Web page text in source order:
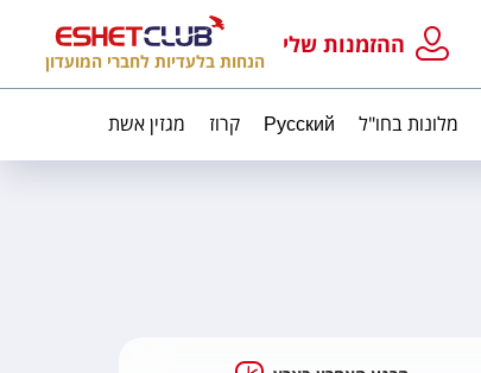
ההזמנות שלי
הנחות בלעדיות לחברי המועדון
מלונות בחו"ל Русский קרוז מגזין אשת